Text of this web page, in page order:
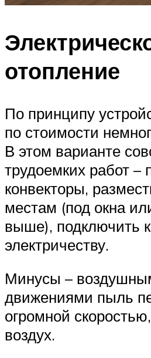
отопление
По принципу
по стоимости
В этом варианте
трудоемких работ –
конвекторы,
местам (под окна
выше), подключить к
электричеству.
Минусы –
движениями пыль
огромной
воздух.